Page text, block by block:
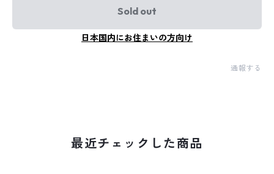
Sold out
日本国内にお住まいの方向け
通報する
最近チェックした商品